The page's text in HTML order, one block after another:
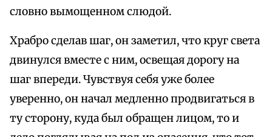
словно вымощенном слюдой.
Храбро сделав шаг, он заметил, что круг света
двинулся вместе с ним, освещая дорогу на
шаг впереди. Чувствуя себя уже более
уверенно, он начал медленно продвигаться в
ту сторону, куда был обращен лицом, то и